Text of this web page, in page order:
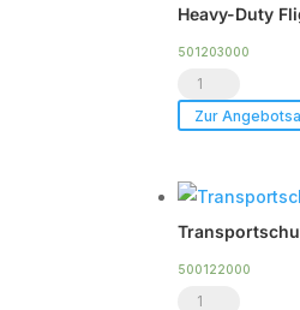
Heavy-Duty
501203000
Heavy-
Duty
bis
zu
2
Zur
500122000